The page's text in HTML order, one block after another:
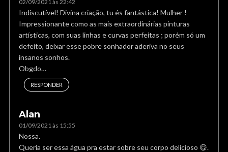
02/09/2021 às 22:42
Indiscutível! Divina criação, tu és fantástica! Mulher !
Impressionante como as mais extraordinárias pinturas
artísticas, com suas linhas e curvas perfeitas ; porém só um
defeito, deixar esse pobre sonhador aderiva no seus
insanos sonhos.
Obgdo…
RESPONDER
Alan
01/09/2021 às 15:55
Nossa.
Queria ser essa água pra estar sobre seu corpo delicioso 😋.